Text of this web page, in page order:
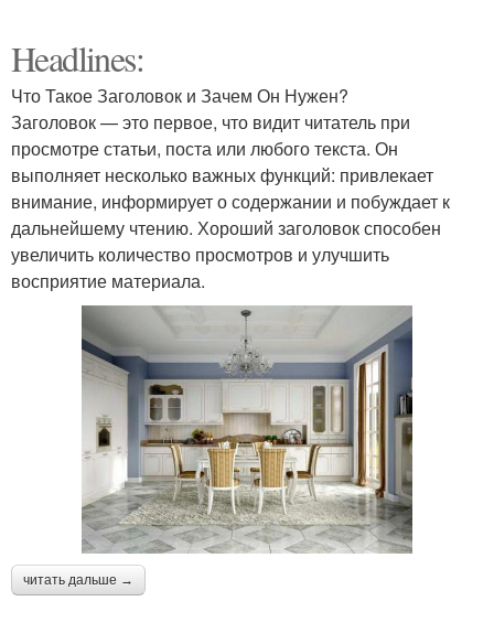
Headlines:
Что Такое Заголовок и Зачем Он Нужен?
Заголовок — это первое, что видит читатель при
просмотре статьи, поста или любого текста. Он
выполняет несколько важных функций: привлекает
внимание, информирует о содержании и побуждает к
дальнейшему чтению. Хороший заголовок способен
увеличить количество просмотров и улучшить
восприятие материала.
читать дальше →